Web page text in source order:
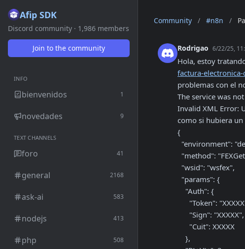
Afip SDK
Discord community · 1,986 members
Join to the community
INFO
bienvenidos 1
novedades 9
TEXT CHANNELS
foro 41
general 2168
ask-ai 583
nodejs 413
php 508
Community / #n8n /
Rodrigao 6/22/25,
Hola, estoy
factura-
problemas con el
The service was
Invalid XML Error:
como si hubiera
{